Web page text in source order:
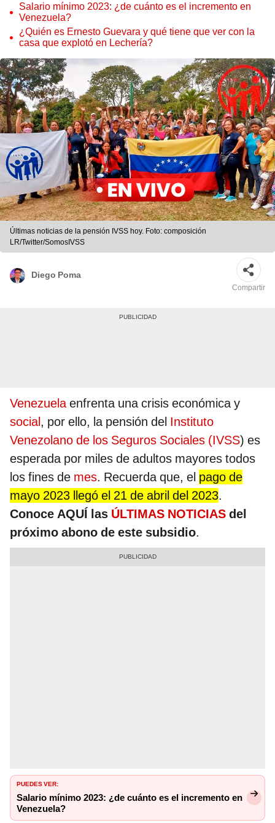
Salario mínimo 2023: ¿de cuánto es el incremento en
Venezuela?
¿Quién es Ernesto Guevara y qué tiene que ver con la
casa que explotó en Lechería?
Últimas noticias de la pensión IVSS hoy. Foto: composición
LR/Twitter/SomosIVSS
Diego Poma
Compartir
Venezuelaenfrenta una crisis económica y
social, por ello, la pensión del Instituto
Venezolano de los Seguros Sociales (IVSS) es
esperada por miles de adultos mayores todos
los fines de mes. Recuerda que, el pago de
mayo 2023 llegó el 21 de abril del 2023.
Conoce AQUÍ las ÚLTIMAS NOTICIAS del
próximo abono de este subsidio.
PUEDES VER:
Salario mínimo 2023: ¿de cuánto es el incremento en
Venezuela?